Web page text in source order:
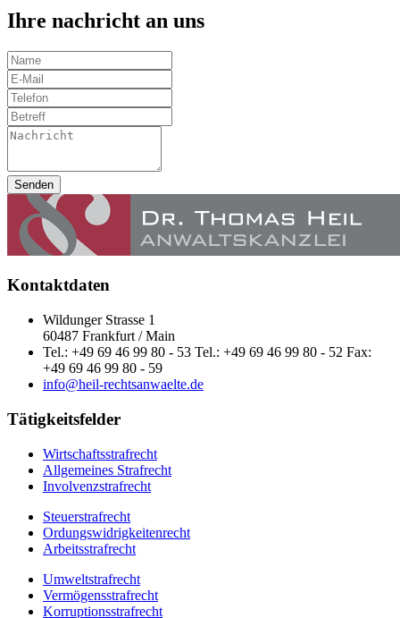
Ihre nachricht an uns
Senden
Kontaktdaten
Wildunger Strasse 1
60487 Frankfurt / Main
Tel.: +49 69 46 99 80 - 53 Tel.: +49 69 46 99 80 - 52 Fax:
+49 69 46 99 80 - 59
info@heil-rechtsanwaelte.de
Tätigkeitsfelder
Wirtschaftsstrafrecht
Allgemeines Strafrecht
Involvenzstrafrecht
Steuerstrafrecht
Ordungswidrigkeitenrecht
Arbeitsstrafrecht
Umweltstrafrecht
Vermögensstrafrecht
Korruptionsstrafrecht